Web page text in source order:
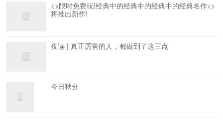
<>限时免费玩!经典中的经典中的经典中的经典名作<>
将推出新作!
夜读 | 真正厉害的人，都做到了这三点
今日秋分